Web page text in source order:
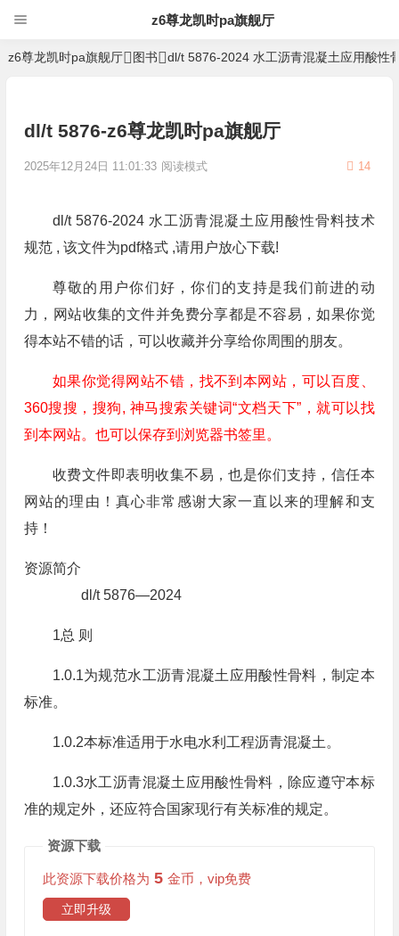
z6尊龙凯时pa旗舰厅
z6尊龙凯时pa旗舰厅 图书 dl/t 5876-2024 水工沥青混凝土应用酸性
dl/t 5876-z6尊龙凯时pa旗舰厅
2025年12月24日 11:01:33 14
阅读模式
dl/t 5876-2024 水工沥青混凝土应用酸性骨料技术
规范 , 该文件为pdf格式 ,请用户放心下载!
尊敬的用户你们好，你们的支持是我们前进的动
力，网站收集的文件并免费分享都是不容易，如果你觉
得本站不错的话，可以收藏并分享给你周围的朋友。
如果你觉得网站不错，找不到本网站，可以百度、
360搜搜，搜狗, 神马搜索关键词“文档天下”，就可以找
到本网站。也可以保存到浏览器书签里。
收费文件即表明收集不易，也是你们支持，信任本
网站的理由！真心非常感谢大家一直以来的理解和支
持！
资源简介
dl/t 5876—2024
1总 则
1.0.1为规范水工沥青混凝土应用酸性骨料，制定本
标准。
1.0.2本标准适用于水电水利工程沥青混凝土。
1.0.3水工沥青混凝土应用酸性骨料，除应遵守本标
准的规定外，还应符合国家现行有关标准的规定。
资源下载
此资源下载价格为 5 金币，vip免费
立即升级